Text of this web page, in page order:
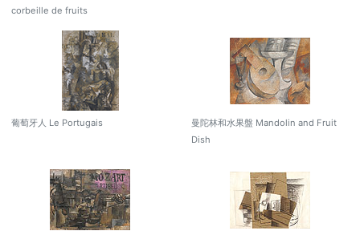
corbeille de fruits
葡萄牙人 Le Portugais
曼陀林和水果盤 Mandolin and Fruit
Dish